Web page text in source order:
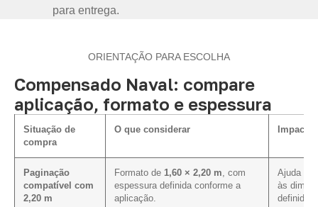
para entrega.
ORIENTAÇÃO PARA ESCOLHA
Compensado Naval: compare
aplicação, formato e espessura
Situação de
compra
O que considerar Impacto
Paginação
compatível com
2,20 m
Formato de 1,60 × 2,20 m , com
espessura definida conforme a
aplicação.
Ajuda a
às
definidas.